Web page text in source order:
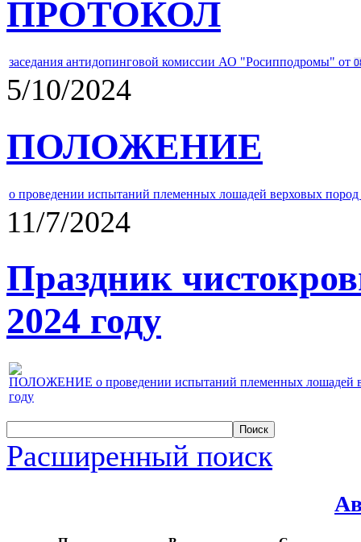
ПРОТОКОЛ
заседания антидопинговой комиссии АО "Росипподромы" от
5/10/2024
ПОЛОЖЕНИЕ
о проведении испытаний племенных лошадей верховых
11/7/2024
Праздник
2024 году
ПОЛОЖЕНИЕ о проведении испытаний племенных лошадей
году
Расширенный поиск